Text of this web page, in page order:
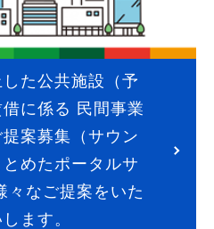
た公共施設（予
に係る 民間事業
案募集（サウン
めたポータルサ
々なご提案をいた
ます。